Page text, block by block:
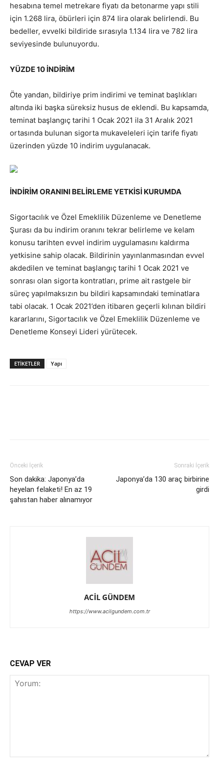
hesabına temel metrekare fiyatı da betonarme yapı stili
için 1.268 lira, öbürleri için 874 lira olarak belirlendi. Bu
bedeller, evvelki bildiride sırasıyla 1.134 lira ve 782 lira
seviyesinde bulunuyordu.
YÜZDE 10 İNDİRİM
Öte yandan, bildiriye prim indirimi ve teminat başlıkları
altında iki başka süreksiz husus de eklendi. Bu kapsamda,
teminat başlangıç tarihi 1 Ocak 2021 ila 31 Aralık 2021
ortasında bulunan sigorta mukaveleleri için tarife fiyatı
üzerinden yüzde 10 indirim uygulanacak.
İNDİRİM ORANINI BELİRLEME YETKİSİ KURUMDA
Sigortacılık ve Özel Emeklilik Düzenleme ve Denetleme
Şurası da bu indirim oranını tekrar belirleme ve kelam
konusu tarihten evvel indirim uygulamasını kaldırma
yetkisine sahip olacak. Bildirinin yayınlanmasından evvel
akdedilen ve teminat başlangıç tarihi 1 Ocak 2021 ve
sonrası olan sigorta kontratları, prime ait rastgele bir
süreç yapılmaksızın bu bildiri kapsamındaki teminatlara
tabi olacak. 1 Ocak 2021’den itibaren geçerli kılınan bildiri
kararlarını, Sigortacılık ve Özel Emeklilik Düzenleme ve
Denetleme Konseyi Lideri yürütecek.
ETIKETLER Yapı
Önceki İçerik
Son dakika: Japonya’da
heyelan felaketi! En az 19
şahıstan haber alınamıyor
Sonraki İçerik
Japonya’da 130 araç birbirine
girdi
ACİL GÜNDEM
https://www.acilgundem.com.tr
CEVAP VER